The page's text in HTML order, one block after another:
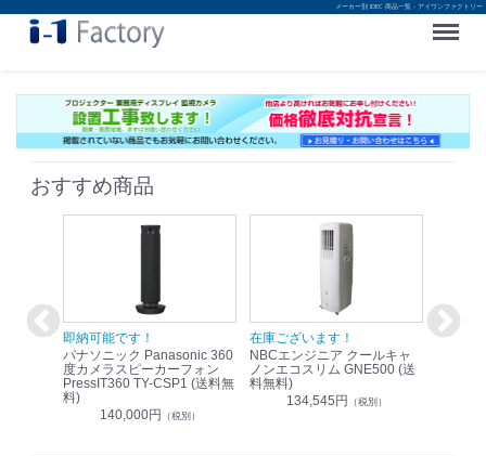
メーカー別 IDEC 商品一覧 - アイワンファクトリー
Menu
おすすめ商品
即納可能です！
パナソニック Panasonic 360
度カメラスピーカーフォン
PressIT360 TY-CSP1 (送料無
料)
140,000円 （税別）
在庫ございます！
NBCエンジニア クールキャ
ノンエコスリム GNE500 (送
料無料)
134,545円 （税別）
即納可